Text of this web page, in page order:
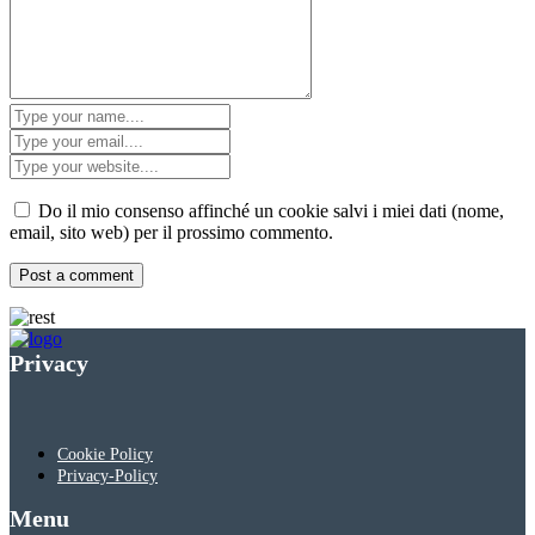
Do il mio consenso affinché un cookie salvi i miei dati (nome,
email, sito web) per il prossimo commento.
Privacy
Cookie Policy
Privacy-Policy
Menu